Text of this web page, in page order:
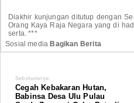
Diakhir kunjungan ditutup dengan
Orang Kaya Raja Negara yang di
serta. ***
Sosial media Bagikan Berita
Sebelumnya:
Cegah Kebakaran Hutan,
Babinsa Desa Ulu Pulau